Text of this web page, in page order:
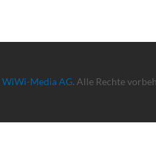
WiWi-Media AG. Alle Rechte